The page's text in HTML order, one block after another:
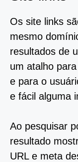
Os site links
mesmo
resultados de
um atalho
e para o
e fácil alguma
Ao pesquisar
resultado
URL e meta